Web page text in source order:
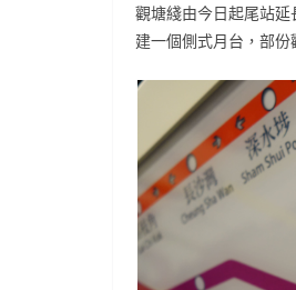
觀塘綫由今日起尾站
建一個側式月台，部